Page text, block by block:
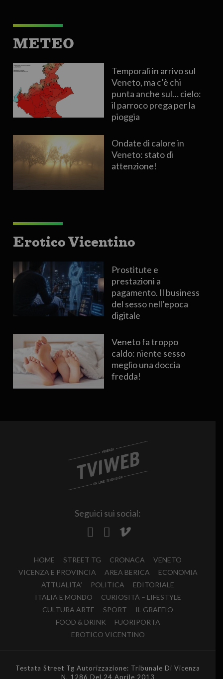
METEO
Temporali in arrivo sul
Veneto, ma c’è chi
punta anche sul… cielo:
il parroco prega per la
pioggia
Ondate di calore in
Veneto: stato di
attenzione!
Erotico Vicentino
Prostitute e
prestazioni a
pagamento. Il business
del sesso nell’epoca
digitale
Veneto fa troppo
caldo: niente sesso
meglio una doccia
fredda!
Seguici sui social:
HOME STREET TG CRONACA
VENETO
VICENZA E PROVINCIA
AREA BERICA
ECONOMIA
ATTUALITA’
POLITICA
EDITORIALE
ITALIA E MONDO
CURIOSITÀ – LIFESTYLE
CULTURA ARTE
SPORT
IL GRAFFIO
FOOD & DRINK
FUORIPORTA
EROTICO VICENTINO
Testata Street Tg Autorizzazione: Tribunale Di Vicenza
N. 1286 Del 24 Aprile 2013